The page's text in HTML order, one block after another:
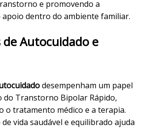
e promovendo a
apoio dentro do ambiente familiar.
Autocuidado e
desempenham um papel
do Transtorno Bipolar Rápido,
o tratamento médico e a terapia.
vida saudável e equilibrado ajuda